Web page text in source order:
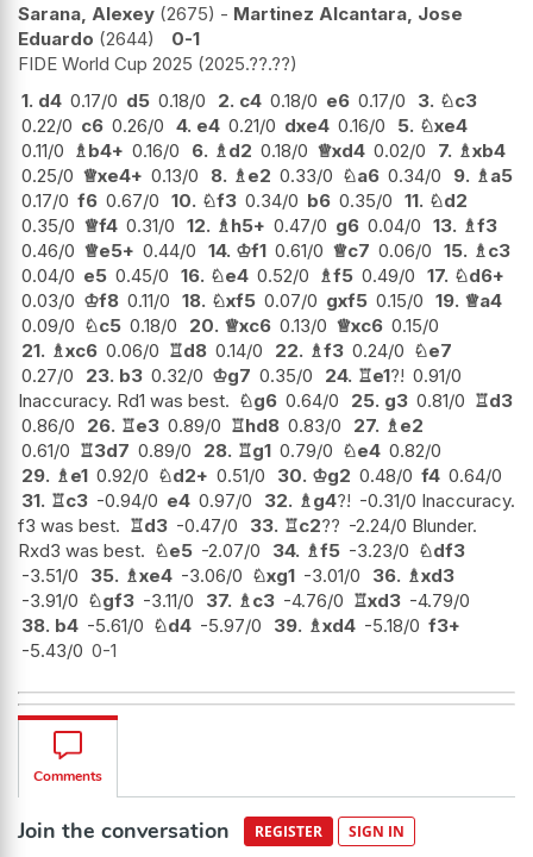
Sarana, Alexey 2675 - Martinez Alcantara, Jose
Eduardo 2644
0-1
FIDE World Cup 2025 2025.??.??
1. d4 0.17/0 d5 0.18/0 2. c4 0.18/0 e6 0.17/0 3. ♘c3
0.22/0 c6 0.26/0 4. e4 0.21/0 dxe4 0.16/0 5. ♘xe4
0.11/0 ♗b4+ 0.16/0 6. ♗d2 0.18/0 ♕xd4 0.02/0 7. ♗xb4
0.25/0 ♕xe4+ 0.13/0 8. ♗e2 0.33/0 ♘a6 0.34/0 9. ♗a5
0.17/0 f6 0.67/0 10. ♘f3 0.34/0 b6 0.35/0 11. ♘d2
0.35/0 ♕f4 0.31/0 12. ♗h5+ 0.47/0 g6 0.04/0 13. ♗f3
0.46/0 ♕e5+ 0.44/0 14. ♔f1 0.61/0 ♕c7 0.06/0 15. ♗c3
0.04/0 e5 0.45/0 16. ♘e4 0.52/0 ♗f5 0.49/0 17. ♘d6+
0.03/0 ♔f8 0.11/0 18. ♘xf5 0.07/0 gxf5 0.15/0 19. ♕a4
0.09/0 ♘c5 0.18/0 20. ♕xc6 0.13/0 ♕xc6 0.15/0
21. ♗xc6 0.06/0 ♖d8 0.14/0 22. ♗f3 0.24/0 ♘e7
0.27/0
23. b3 0.32/0 ♔g7 0.35/0 24. ♖e1?! 0.91/0
Inaccuracy. Rd1 was best. ♘g6 0.64/0 25. g3 0.81/0 ♖d3
0.86/0
26. ♖e3 0.89/0 ♖hd8 0.83/0 27. ♗e2
0.61/0 ♖3d7 0.89/0 28. ♖g1 0.79/0 ♘e4 0.82/0
29. ♗e1 0.92/0 ♘d2+ 0.51/0 30. ♔g2 0.48/0 f4 0.64/0
31. ♖c3 -0.94/0 e4 0.97/0 32. ♗g4?! -0.31/0 Inaccuracy.
f3 was best. ♖d3 -0.47/0 33. ♖c2?? -2.24/0 Blunder.
Rxd3 was best. ♘e5 -2.07/0 34. ♗f5 -3.23/0 ♘df3
-3.51/0
35. ♗xe4 -3.06/0 ♘xg1 -3.01/0 36. ♗xd3
-3.91/0 ♘gf3 -3.11/0 37. ♗c3 -4.76/0 ♖xd3 -4.79/0
38. b4 -5.61/0 ♘d4 -5.97/0 39. ♗xd4 -5.18/0 f3+
-5.43/0 0-1